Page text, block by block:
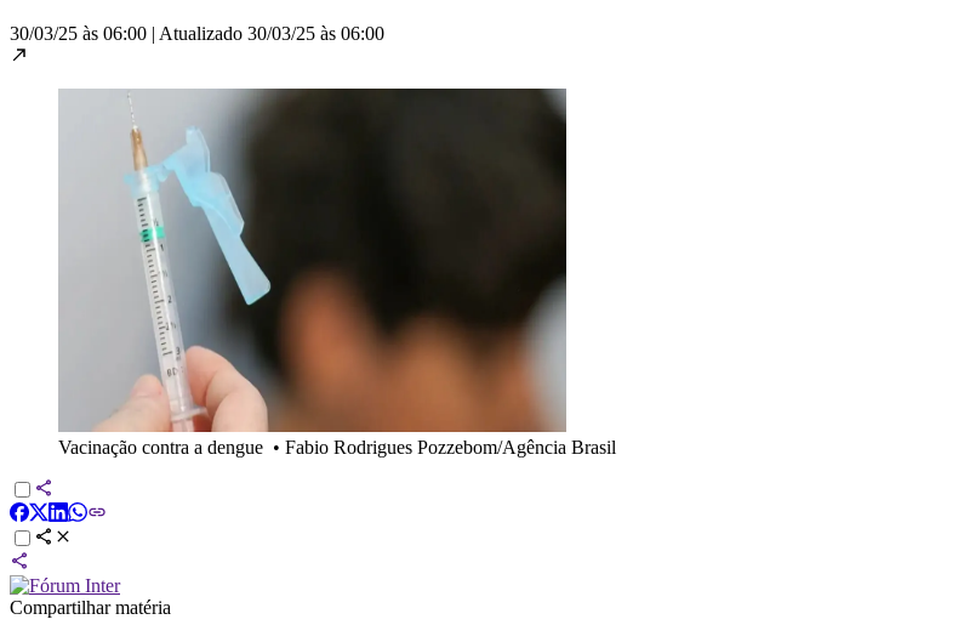
30/03/25 às 06:00 | Atualizado 30/03/25 às 06:00
Vacinação contra a dengue • Fabio Rodrigues Pozzebom/Agência Brasil
Compartilhar matéria